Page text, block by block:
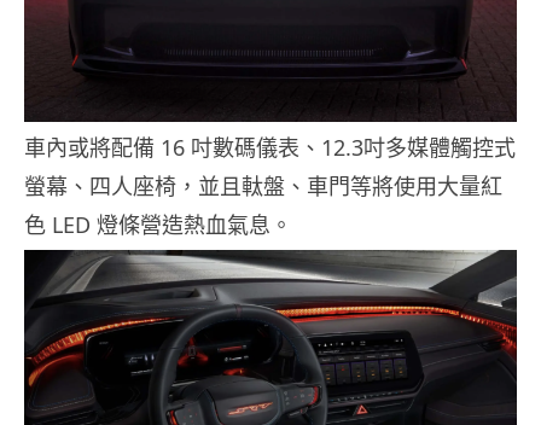
車內或將配備 16 吋數碼儀表、12.3吋多媒體觸控式
螢幕、四人座椅，並且軚盤、車門等將使用大量紅
色 LED 燈條營造熱血氣息。